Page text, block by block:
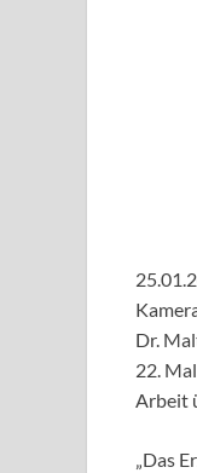
Dr.
22.
Arbeit
„Das